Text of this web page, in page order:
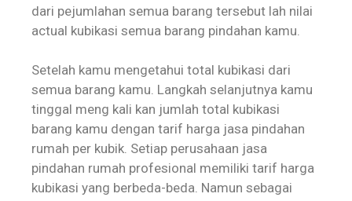
dari pejumlahan semua barang tersebut lah nilai
actual kubikasi semua barang pindahan kamu.
Setelah kamu mengetahui total kubikasi dari
semua barang kamu. Langkah selanjutnya kamu
tinggal meng kali kan jumlah total kubikasi
barang kamu dengan tarif harga jasa pindahan
rumah per kubik. Setiap perusahaan jasa
pindahan rumah profesional memiliki tarif harga
kubikasi yang berbeda-beda. Namun sebagai